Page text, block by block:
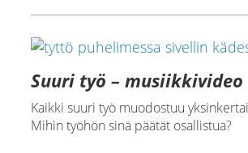
Suuri työ – musiikkivideo
Kaikki suuri työ muodostuu
Mihin työhön sinä päätät osallistua?